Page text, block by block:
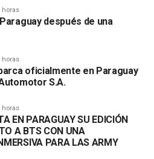
horas
después de una
horas
oficialmente en Paraguay
S.A.
horas
EN PARAGUAY SU EDICIÓN
A BTS CON UNA
PARA LAS ARMY